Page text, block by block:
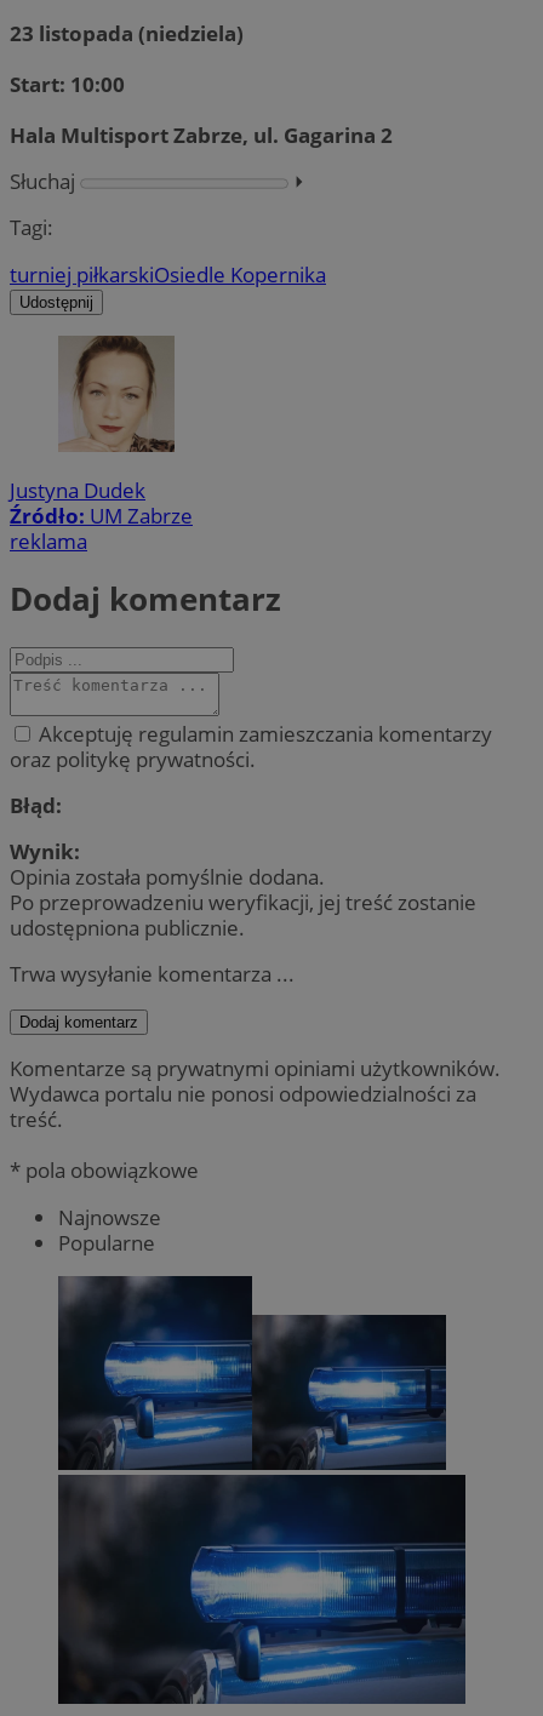
23 listopada (niedziela)
Start: 10:00
Hala Multisport Zabrze, ul. Gagarina 2
Słuchaj
⏵︎
Tagi:
turniej piłkarskiOsiedle Kopernika
Udostępnij
Justyna Dudek
Źródło: UM Zabrze
reklama
Dodaj komentarz
Akceptuję regulamin zamieszczania komentarzy
oraz politykę prywatności.
Błąd:
Wynik:
Opinia została pomyślnie dodana.
Po przeprowadzeniu weryfikacji, jej treść zostanie
udostępniona publicznie.
Trwa wysyłanie komentarza ...
Dodaj komentarz
Komentarze są prywatnymi opiniami użytkowników.
Wydawca portalu nie ponosi odpowiedzialności za
treść.
* pola obowiązkowe
Najnowsze
Popularne